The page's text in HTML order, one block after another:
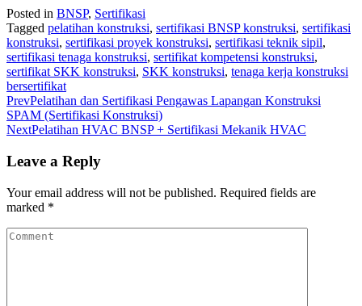
Posted in BNSP, Sertifikasi
Tagged pelatihan konstruksi, sertifikasi BNSP konstruksi, sertifikasi
konstruksi, sertifikasi proyek konstruksi, sertifikasi teknik sipil,
sertifikasi tenaga konstruksi, sertifikat kompetensi konstruksi,
sertifikat SKK konstruksi, SKK konstruksi, tenaga kerja konstruksi
bersertifikat
PrevPelatihan dan Sertifikasi Pengawas Lapangan Konstruksi
SPAM (Sertifikasi Konstruksi)
NextPelatihan HVAC BNSP + Sertifikasi Mekanik HVAC
Leave a Reply
Your email address will not be published. Required fields are
marked *